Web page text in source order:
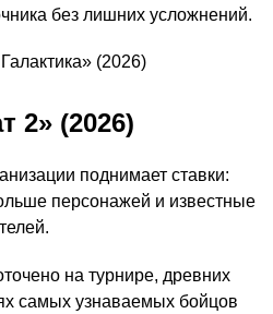
без лишних усложнений.
2» (2026)
поднимает ставки:
персонажей и известные
на турнире, древних
самых узнаваемых бойцов